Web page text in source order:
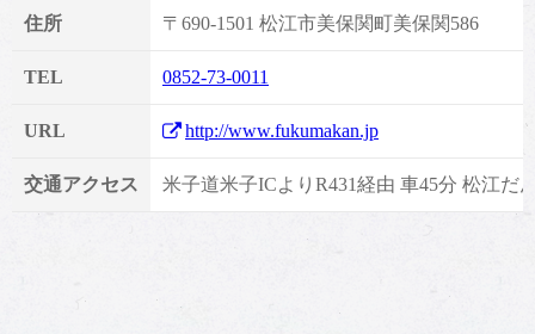
住所 〒690-1501 松江市美保関町美保関586
TEL 0852-73-0011
URL http://www.fukumakan.jp
交通アクセス 米子道米子ICよりR431経由 車45分 松江だ